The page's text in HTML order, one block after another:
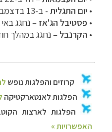
• יום התגלית - ב-13 בדצמבר
• פסטיבל הג'אז – נחגג
• הקרנבל – נחגג במהלך